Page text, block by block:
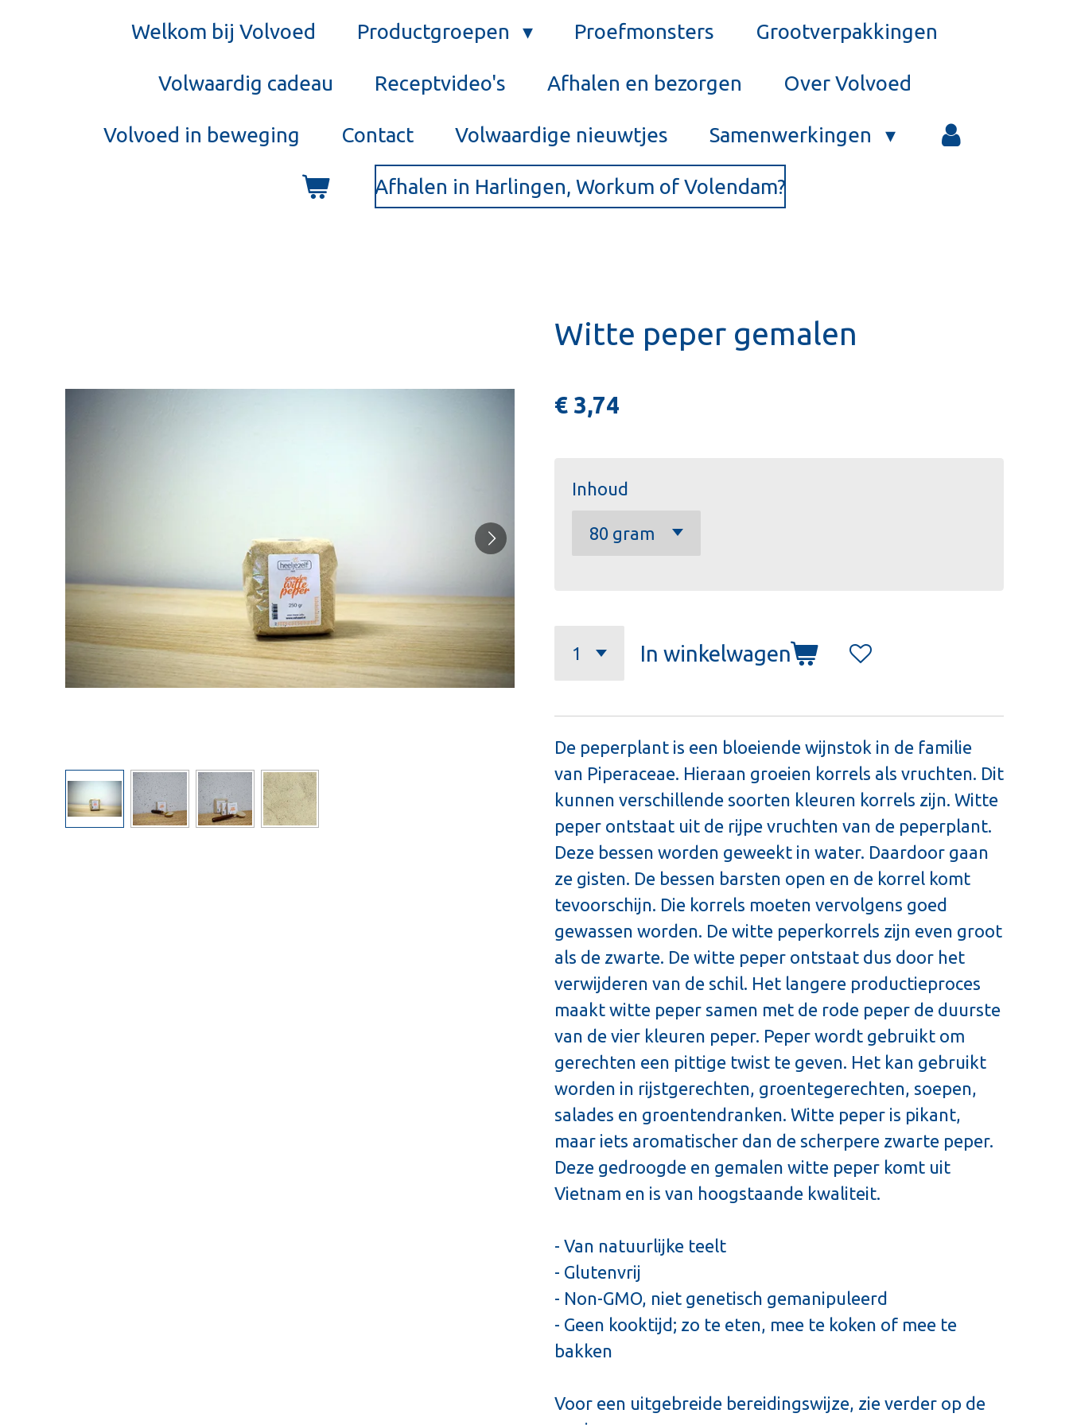
Welkom bij Volvoed Productgroepen Proefmonsters Grootverpakkingen
Volwaardig cadeau Receptvideo's Afhalen en bezorgen Over Volvoed
Volvoed in beweging Contact Volwaardige nieuwtjes Samenwerkingen
Afhalen in Harlingen, Workum of Volendam?
Witte peper gemalen
€ 3,74
Inhoud
In winkelwagen
De peperplant is een bloeiende wijnstok in de familie
van Piperaceae. Hieraan groeien korrels als vruchten. Dit
kunnen verschillende soorten kleuren korrels zijn. Witte
peper ontstaat uit de rijpe vruchten van de peperplant.
Deze bessen worden geweekt in water. Daardoor gaan
ze gisten. De bessen barsten open en de korrel komt
tevoorschijn. Die korrels moeten vervolgens goed
gewassen worden. De witte peperkorrels zijn even groot
als de zwarte. De witte peper ontstaat dus door het
verwijderen van de schil. Het langere productieproces
maakt witte peper samen met de rode peper de duurste
van de vier kleuren peper. Peper wordt gebruikt om
gerechten een pittige twist te geven. Het kan gebruikt
worden in rijstgerechten, groentegerechten, soepen,
salades en groentendranken. Witte peper is pikant,
maar iets aromatischer dan de scherpere zwarte peper.
Deze gedroogde en gemalen witte peper komt uit
Vietnam en is van hoogstaande kwaliteit.
- Van natuurlijke teelt
- Glutenvrij
- Non-GMO, niet genetisch gemanipuleerd
- Geen kooktijd; zo te eten, mee te koken of mee te
bakken
Voor een uitgebreide bereidingswijze, zie verder op de